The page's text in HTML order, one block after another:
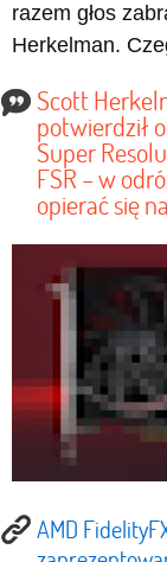
razem głos
Herkelman.
Scott
potwierdził
Super
FSR – w
opierać się
AMD